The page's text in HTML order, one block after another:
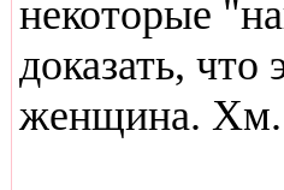
некоторые
доказать,
женщина.